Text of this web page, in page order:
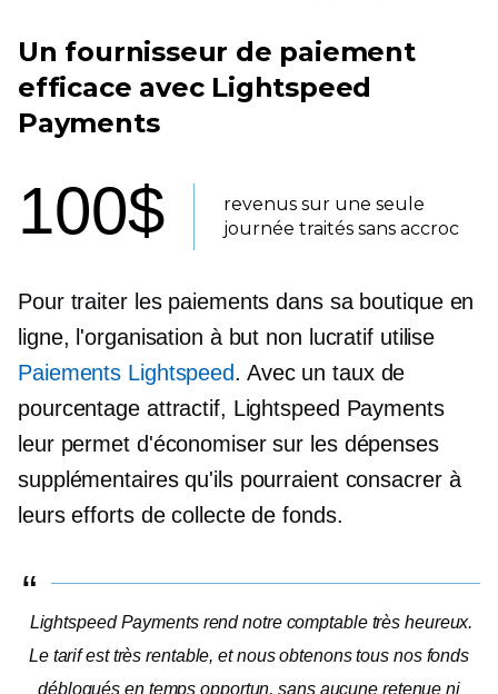
Un fournisseur de paiement
efficace avec Lightspeed
Payments
100$
revenus sur une seule
journée traités sans accroc
Pour traiter les paiements dans sa boutique en
ligne, l'organisation à but non lucratif utilise
Paiements Lightspeed. Avec un taux de
pourcentage attractif, Lightspeed Payments
leur permet d'économiser sur les dépenses
supplémentaires qu'ils pourraient consacrer à
leurs efforts de collecte de fonds.
Lightspeed Payments rend notre comptable très heureux.
Le tarif est trèsrentable, et nous obtenons tous nos fonds
débloqués en temps opportun, sans aucune retenue ni